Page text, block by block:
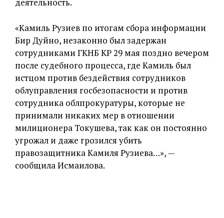
деятельность.
«Камиль Рузиев по итогам сбора информации
Бир Дуйно, незаконно был задержан
сотрудниками ГКНБ КР 29 мая поздно вечером
после судебного процесса, где Камиль был
истцом против бездействия сотрудников
облуправления госбезопасности и против
сотрудника облпрокуратуры, которые не
принимали никаких мер в отношении
милиционера Токушева, так как он постоянно
угрожал и даже грозился убить
правозащитника Камиля Рузиева…», —
сообщила Исмаилова.